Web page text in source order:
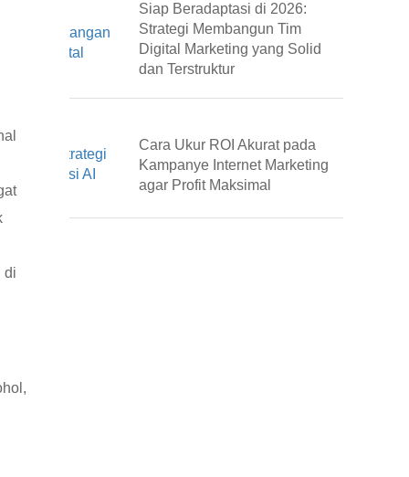
di
Siap Beradaptasi di 2026:
Strategi Membangun Tim
Digital Marketing yang Solid
dan Terstruktur
Cara Ukur ROI Akurat pada
Kampanye Internet Marketing
agar Profit Maksimal